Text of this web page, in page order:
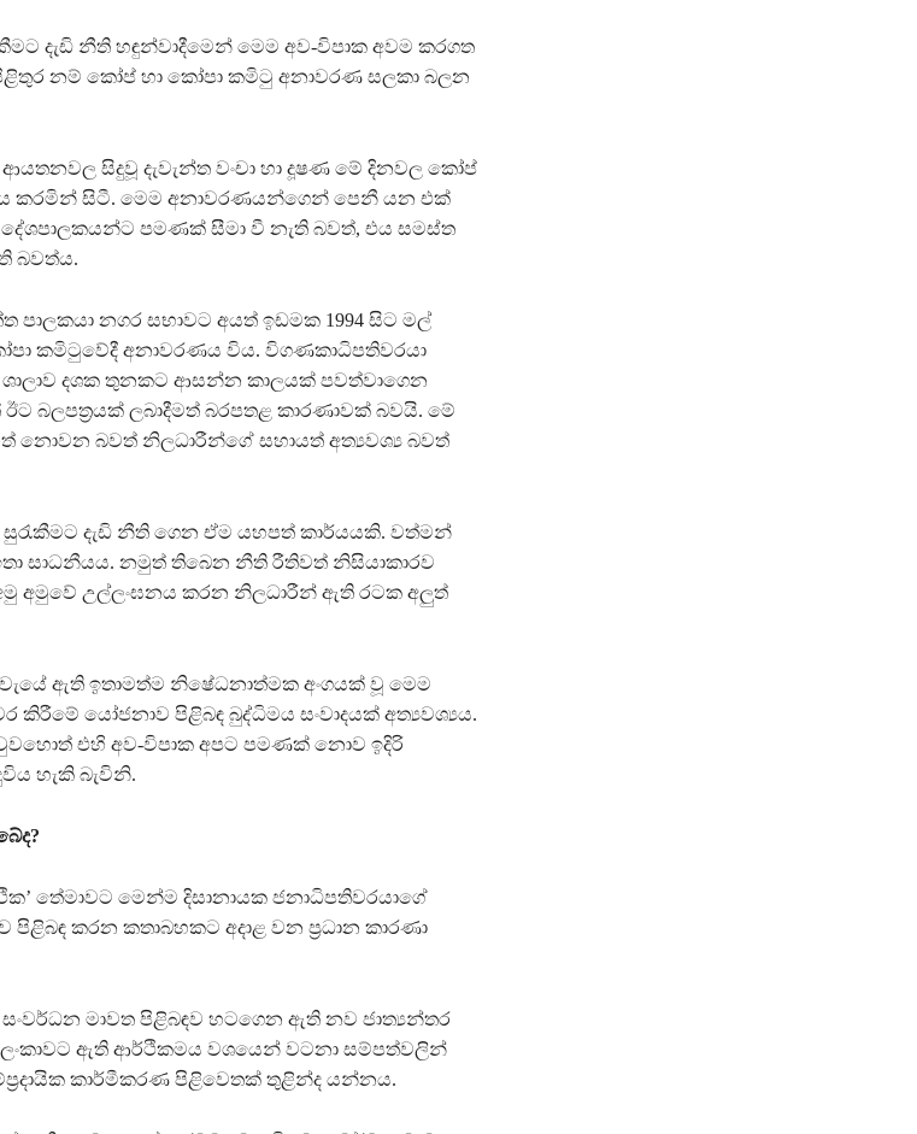
දැඩි නීති හඳුන්වාදීමෙන් මෙම අව-විපාක අවම කරගත
නම් කෝප් හා කෝපා කමිටු අනාවරණ සලකා බලන
සිදුවූ දැවැන්ත වංචා හා දූෂණ මේ දිනවල කෝප්
කරමින් සිටී. මෙම අනාවරණයන්ගෙන් පෙනී යන එක්
පමණක් සීමා වී නැති බවත්, එය සමස්ත
බවත්ය.
නගර සභාවට අයත් ඉඩමක 1994 සිට මල්
කමිටුවේදී අනාවරණය විය. විගණකාධිපතිවරයා
දශක තුනකට ආසන්න කාලයක් පවත්වාගෙන
බලපත්‍රයක් ලබාදීමත් බරපතළ කාරණාවක් බවයි. මේ
නොවන බවත් නිලධාරීන්ගේ සහායත් අත්‍යවශ්‍ය බවත්
දැඩි නීති ගෙන ඒම යහපත් කාර්යයකි. වත්මන්
සාධනීයය. නමුත් තිබෙන නීති රීතිවත් නිසියාකාරව
අමුවේ උල්ලංඝනය කරන නිලධාරීන් ඇති රටක අලුත්
ඇති ඉතාමත්ම නිෂේධනාත්මක අංගයක් වූ මෙම
කිරීමේ යෝජනාව පිළිබඳ බුද්ධිමය සංවාදයක් අත්‍යවශ්‍යය.
එහි අව-විපාක අපට පමණක් නොව ඉදිරි
හැකි බැවිනි.
තේමාවට මෙන්ම දිසානායක ජනාධිපතිවරයාගේ
කරන කතාබහකට අදාළ වන ප්‍රධාන කාරණා
මාවත පිළිබඳව හටගෙන ඇති නව ජාත්‍යන්තර
ඇති ආර්ථිකමය වශයෙන් වටනා සම්පත්වලින්
කාර්මීකරණ පිළිවෙතක් තුළින්ද යන්නය.